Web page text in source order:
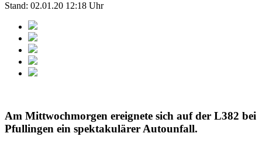
Stand: 02.01.20 12:18 Uhr
Am Mittwochmorgen ereignete sich auf der L382 bei
Pfullingen ein spektakulärer Autounfall.